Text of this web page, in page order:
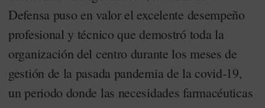
Defensa puso en valor el excelente desempeño
profesional y técnico que demostró toda la
organización del centro durante los meses de
gestión de la pasada pandemia de la covid-19,
un periodo donde las necesidades farmacéuticas